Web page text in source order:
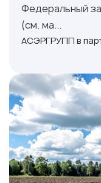
Федеральный
(см. ма...
АСЭРГРУПП в